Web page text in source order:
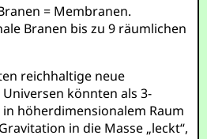
= Membranen.
Branen bis zu 9 räumlichen
reichhaltige neue
könnten als 3-
höherdimensionalem Raum
in die Masse „leckt“,